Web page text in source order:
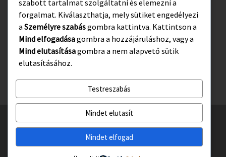
www.gyulakult.hu
Facebook Instagram
© 2026Gyulasport Nonprofit Kft.– All rights reserved
– Designed with theCustomizr téma haladó beállításai
szabott tartalmat szolgáltatni és elemezni a
forgalmat. Kiválaszthatja, mely sütiket engedélyezi
a Személyre szabásgombra kattintva. Kattintson a
Mind elfogadásagombra a hozzájáruláshoz, vagy a
Mind elutasításagombra a nem alapvető sütik
elutasításához.
Testreszabás
Mindet elutasít
Mindet elfogad